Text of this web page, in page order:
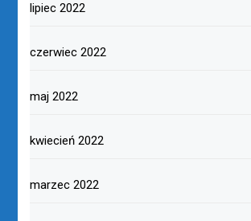
lipiec 2022
czerwiec 2022
maj 2022
kwiecień 2022
marzec 2022